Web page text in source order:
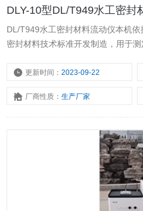
DLY-10型DL/T949水工密封
DL/T949水工密封材料流动仪本机
密封材料技术标准开发制造，用于
更新时间：2023-09-22
厂商性质：生产厂家